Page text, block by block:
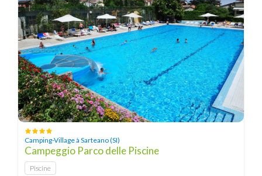
Camping-Village à Sarteano (SI)
Campeggio Parco delle Piscine
Piscine